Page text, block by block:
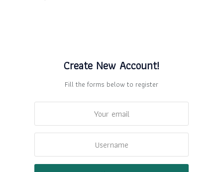
Create New Account!
Fill the forms below to register